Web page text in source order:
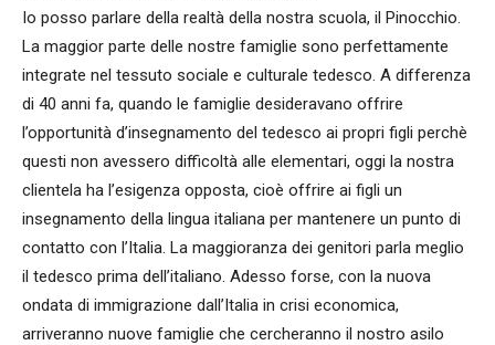
Io posso parlare della realtà della nostra scuola, il Pinocchio.
La maggior parte delle nostre famiglie sono perfettamente
integrate nel tessuto sociale e culturale tedesco. A differenza
di 40 anni fa, quando le famiglie desideravano offrire
l’opportunità d’insegnamento del tedesco ai propri figli perchè
questi non avessero difficoltà alle elementari, oggi la nostra
clientela ha l’esigenza opposta, cioè offrire ai figli un
insegnamento della lingua italiana per mantenere un punto di
contatto con l’Italia. La maggioranza dei genitori parla meglio
il tedesco prima dell’italiano. Adesso forse, con la nuova
ondata di immigrazione dall’Italia in crisi economica,
arriveranno nuove famiglie che cercheranno il nostro asilo